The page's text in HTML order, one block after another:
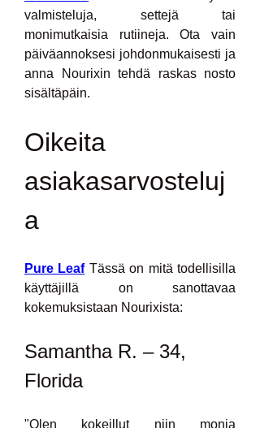
valmisteluja, settejä tai
monimutkaisia ​​rutiineja. Ota vain
päiväannoksesi johdonmukaisesti ja
anna Nourixin tehdä raskas nosto
sisältäpäin.
Oikeita
asiakasarvosteluj
a
Pure Leaf Tässä on mitä todellisilla
käyttäjillä on sanottavaa
kokemuksistaan ​​Nourixista:
Samantha R. – 34,
Florida
"Olen kokeillut niin monia